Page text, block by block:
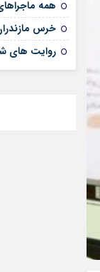
همه
خرس
روایت های